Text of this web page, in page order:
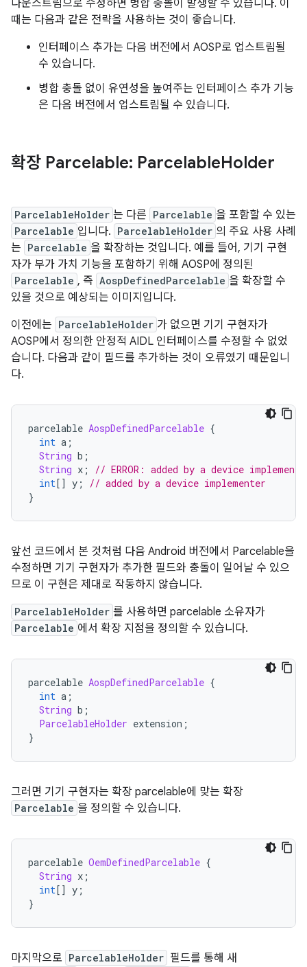
다운스트림으로 수정하면 병합 충돌이 발생할 수 있습니다. 이
때는 다음과 같은 전략을 사용하는 것이 좋습니다.
인터페이스 추가는 다음 버전에서 AOSP로 업스트림될
수 있습니다.
병합 충돌 없이 유연성을 높여주는 인터페이스 추가 기능
은 다음 버전에서 업스트림될 수 있습니다.
확장 Parcelable: ParcelableHolder
ParcelableHolder 는 다른 Parcelable 을 포함할 수 있는
Parcelable 입니다. ParcelableHolder 의 주요 사용 사례
는 Parcelable 을 확장하는 것입니다. 예를 들어, 기기 구현
자가 부가 가치 기능을 포함하기 위해 AOSP에 정의된
Parcelable , 즉 AospDefinedParcelable 을 확장할 수
있을 것으로 예상되는 이미지입니다.
이전에는 ParcelableHolder 가 없으면 기기 구현자가
AOSP에서 정의한 안정적 AIDL 인터페이스를 수정할 수 없었
습니다. 다음과 같이 필드를 추가하는 것이 오류였기 때문입니
다.
parcelable AospDefinedParcelable {
int a ;
String b ;
String x ;
// ERROR: added by a device
int[] y ;
// added by a device implementer
}
앞선 코드에서 본 것처럼 다음 Android 버전에서 Parcelable을
수정하면 기기 구현자가 추가한 필드와 충돌이 일어날 수 있으
므로 이 구현은 제대로 작동하지 않습니다.
ParcelableHolder 를 사용하면 parcelable 소유자가
Parcelable 에서 확장 지점을 정의할 수 있습니다.
parcelable AospDefinedParcelable {
int a ;
String b ;
ParcelableHolder extension ;
}
그러면 기기 구현자는 확장 parcelable에 맞는 확장
Parcelable 을 정의할 수 있습니다.
parcelable OemDefinedParcelable {
String x ;
int[] y ;
}
마지막으로 ParcelableHolder 필드를 통해 새